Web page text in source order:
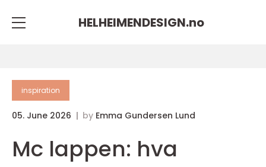
HELHEIMENDESIGN.no
inspiration
05. June 2026 by Emma Gundersen Lund
Mc lappen: hva